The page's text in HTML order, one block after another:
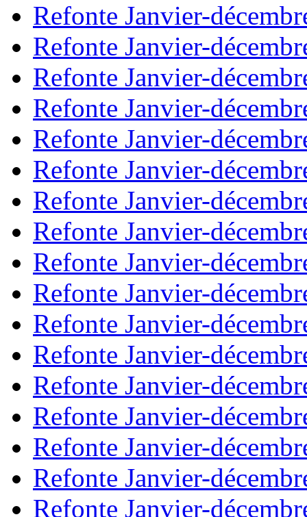
Refonte Janvier-
Refonte Janvier-
Refonte Janvier-
Refonte Janvier-
Refonte Janvier-
Refonte Janvier-
Refonte Janvier-
Refonte Janvier-
Refonte Janvier-
Refonte Janvier-
Refonte Janvier-
Refonte Janvier-
Refonte Janvier-
Refonte Janvier-
Refonte Janvier-
Refonte Janvier-
Refonte Janvier-